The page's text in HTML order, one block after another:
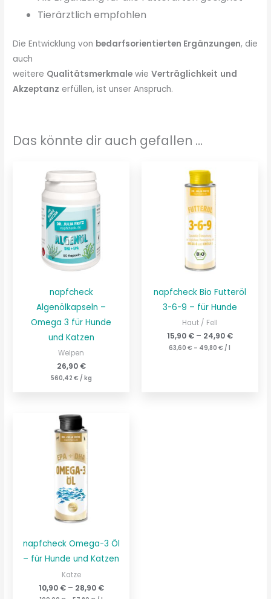
Tierärztlich empfohlen
Die Entwicklung von bedarfsorientierten Ergänzungen, die
auch
weitere Qualitätsmerkmale wieVerträglichkeit und
Akzeptanz erfüllen, ist unser Anspruch.
Das könnte dir auch gefallen …
napfcheck
Algenölkapseln –
Omega 3 für Hunde
und Katzen
Welpen
26,90 €
560,42 € / kg
napfcheck Bio Futteröl
3-6-9 – für Hunde
Haut / Fell
15,90 €– 24,90 €
63,60€ – 49,80€ /
napfcheck Omega-3 Öl
– für Hunde und Katzen
Katze
10,90 €– 28,90 €